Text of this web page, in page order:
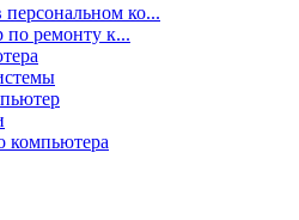
ко...
по ремонту к...
компьютера